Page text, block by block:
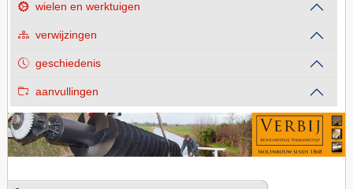
wielen en werktuigen
verwijzingen
geschiedenis
aanvullingen